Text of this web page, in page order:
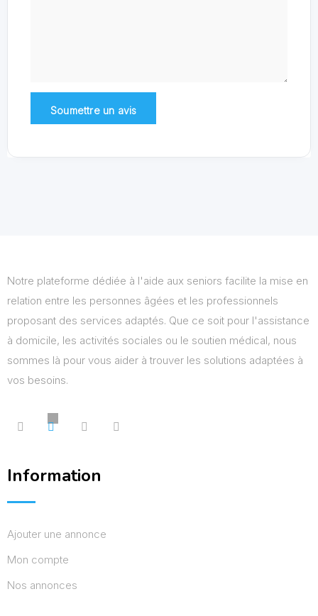
Notre plateforme dédiée à l'aide aux seniors facilite la mise en
relation entre les personnes âgées et les professionnels
proposant des services adaptés. Que ce soit pour l'assistance
à domicile, les activités sociales ou le soutien médical, nous
sommes là pour vous aider à trouver les solutions adaptées à
vos besoins.
Information
Ajouter une annonce
Mon compte
Nos annonces